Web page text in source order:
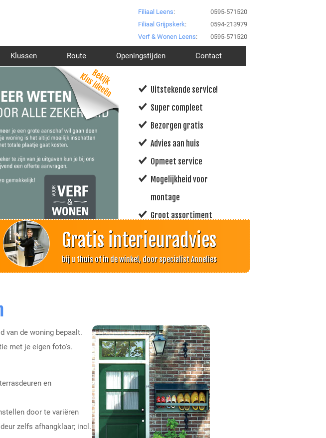
Klussen Route Openingstijden Contact
Uitstekende service!
Super compleet
Bezorgen gratis
Advies aan huis
Opmeet service
Mogelijkheid voor
montage
Groot assortiment
Gratis interieuradvies
bij u thuis of in de winkel, door specialist Annelies
van de woning bepaalt.
met je eigen foto's.
en
door te variëren
zelfs afhangklaar; incl.
Filiaal Leens:
0595-571520
Filiaal Grijpskerk:
0594-213979
Verf & Wonen Leens: 0595-571520